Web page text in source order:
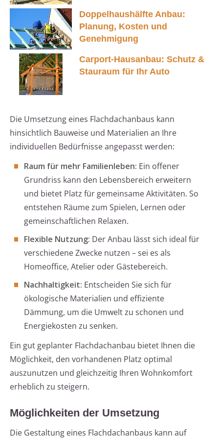
Doppelhaushälfte Anbau:
Planung, Kosten und
Genehmigung
Carport-Hausanbau: Schutz &
Stauraum für Ihr Auto
Die Umsetzung eines Flachdachanbaus kann
hinsichtlich Bauweise und Materialien an Ihre
individuellen Bedürfnisse angepasst werden:
Raum für mehr Familienleben: Ein offener
Grundriss kann den Lebensbereich erweitern
und bietet Platz für gemeinsame Aktivitäten. So
entstehen Räume zum Spielen, Lernen oder
gemeinschaftlichen Relaxen.
Flexible Nutzung: Der Anbau lässt sich ideal für
verschiedene Zwecke nutzen – sei es als
Homeoffice, Atelier oder Gästebereich.
Nachhaltigkeit: Entscheiden Sie sich für
ökologische Materialien und effiziente
Dämmung, um die Umwelt zu schonen und
Energiekosten zu senken.
Ein gut geplanter Flachdachanbau bietet Ihnen die
Möglichkeit, den vorhandenen Platz optimal
auszunutzen und gleichzeitig Ihren Wohnkomfort
erheblich zu steigern.
Möglichkeiten der Umsetzung
Die Gestaltung eines Flachdachanbaus kann auf